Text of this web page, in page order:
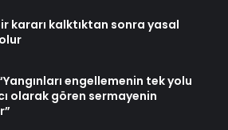
kararı kalktıktan sonra yasal
engellemenin tek yolu
olarak gören sermayenin